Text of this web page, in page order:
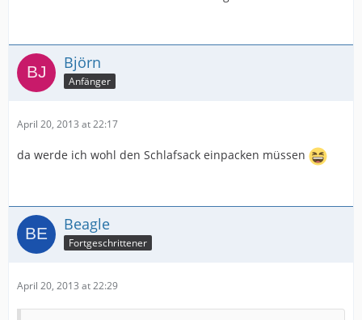
Björn
Anfänger
April 20, 2013 at 22:17
da werde ich wohl den Schlafsack einpacken müssen
Beagle
Fortgeschrittener
April 20, 2013 at 22:29